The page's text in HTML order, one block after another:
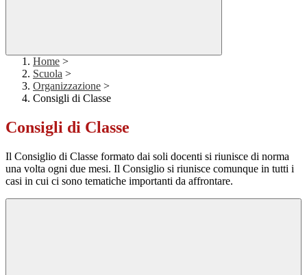
Home >
Scuola >
Organizzazione >
Consigli di Classe
Consigli di Classe
Il Consiglio di Classe formato dai soli docenti si riunisce di norma
una volta ogni due mesi. Il Consiglio si riunisce comunque in tutti i
casi in cui ci sono tematiche importanti da affrontare.